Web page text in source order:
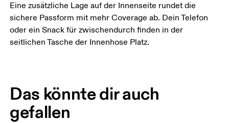
Eine zusätzliche Lage auf der Innenseite rundet die
sichere Passform mit mehr Coverage ab. Dein Telefon
oder ein Snack für zwischendurch finden in der
seitlichen Tasche der Innenhose Platz.
Das könnte dir auch
gefallen